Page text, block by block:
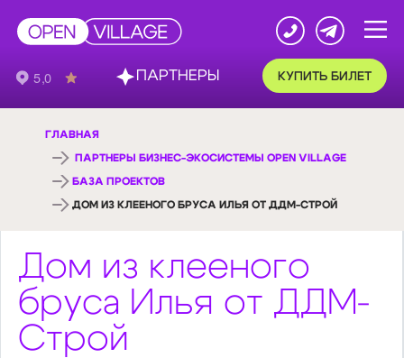
КУПИТЬ БИЛЕТ
ГЛАВНАЯ
ПАРТНЕРЫ БИЗНЕС-ЭКОСИСТЕМЫ OPEN VILLAGE
БАЗА ПРОЕКТОВ
ДОМ ИЗ КЛЕЕНОГО БРУСА ИЛЬЯ ОТ ДДМ-СТРОЙ
Дом из клееного
бруса Илья от ДДМ-
Строй